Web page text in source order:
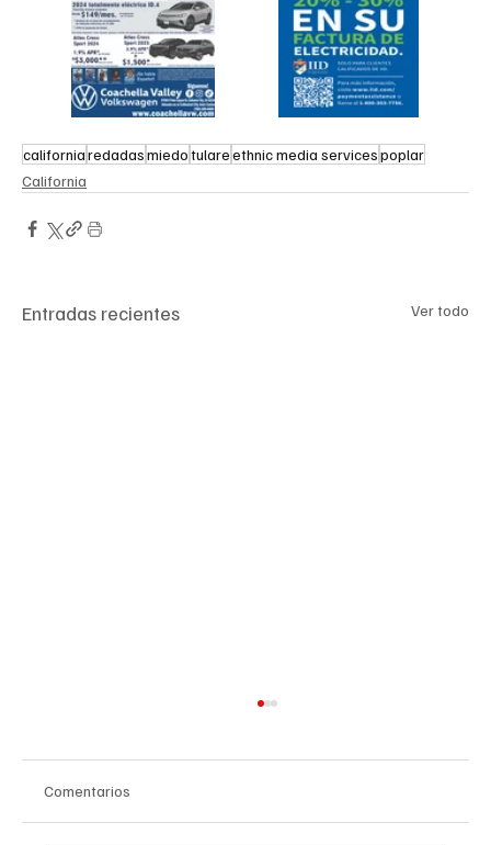
californiaredadasmiedotulareethnic media servicespoplar
California
Entradas recientes Ver todo
Comentarios